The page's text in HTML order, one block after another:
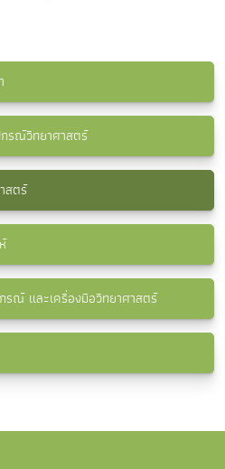
รณ์วิทยาศาสตร์
สตร์
รณ์ และเครื่องมือวิทยาศาสตร์